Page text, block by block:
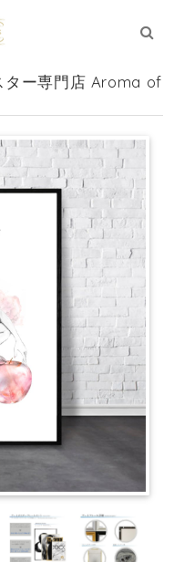
ー専門店 Aroma of